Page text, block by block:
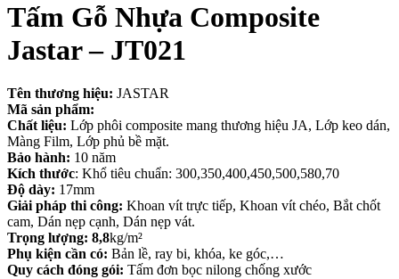
Tấm Gỗ Nhựa Composite
Jastar – JT021
Tên thương hiệu: JASTAR
Mã sản phẩm:
Chất liệu: Lớp phôi composite mang thương hiệu JA, Lớp keo dán,
Màng Film, Lớp phủ bề mặt.
Bảo hành: 10 năm
Kích thước: Khổ tiêu chuẩn: 300,350,400,450,500,580,70
Độ dày: 17mm
Giải pháp thi công: Khoan vít trực tiếp, Khoan vít chéo, Bắt chốt
cam, Dán nẹp cạnh, Dán nẹp vát.
Trọng lượng: 8,8kg/m²
Phụ kiện cần có: Bản lề, ray bi, khóa, ke góc,…
Quy cách đóng gói: Tấm đơn bọc nilong chống xước